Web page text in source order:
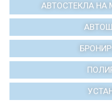
АВТОСТЕКЛА НА